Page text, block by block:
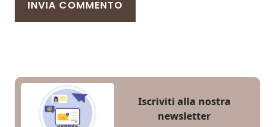
Iscriviti alla nostra
newsletter